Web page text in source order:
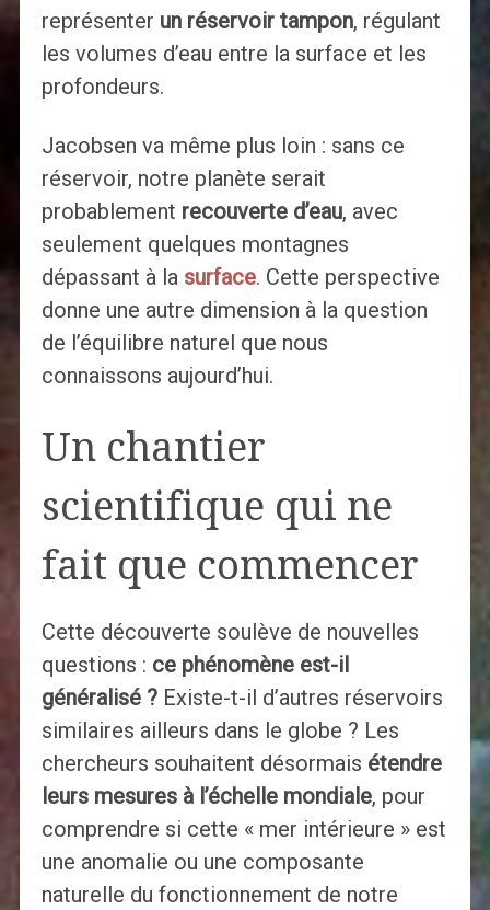
représenter un réservoir tampon, régulant
les volumes d’eau entre la surface et les
profondeurs.
Jacobsen va même plus loin : sans ce
réservoir, notre planète serait
probablement recouverte d’eau, avec
seulement quelques montagnes
dépassant à la surface. Cette perspective
donne une autre dimension à la question
de l’équilibre naturel que nous
connaissons aujourd’hui.
Un chantier
scientifique qui ne
fait que commencer
Cette découverte soulève de nouvelles
questions : ce phénomène est-il
généralisé ?Existe-t-il d’autres réservoirs
similaires ailleurs dans le globe ? Les
chercheurs souhaitent désormais étendre
leurs mesures à l’échelle mondiale, pour
comprendre si cette « mer intérieure » est
une anomalie ou une composante
naturelle du fonctionnement de notre